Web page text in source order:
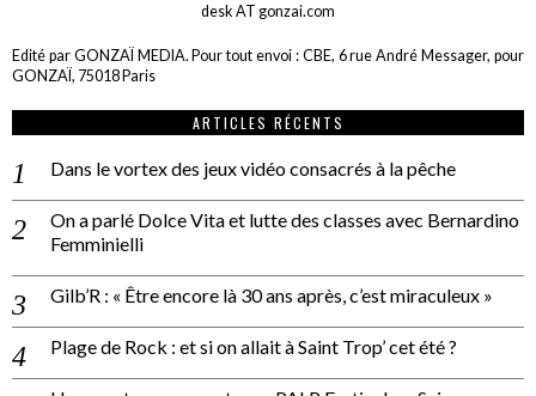
desk AT gonzai.com
Edité par GONZAÏ MEDIA. Pour tout envoi : CBE, 6 rue André Messager, pour
GONZAÏ, 75018 Paris
ARTICLES RÉCENTS
Dans le vortex des jeux vidéo consacrés à la pêche
On a parlé Dolce Vita et lutte des classes avec Bernardino
Femminielli
Gilb’R : « Être encore là 30 ans après, c’est miraculeux »
Plage de Rock : et si on allait à Saint Trop’ cet été ?